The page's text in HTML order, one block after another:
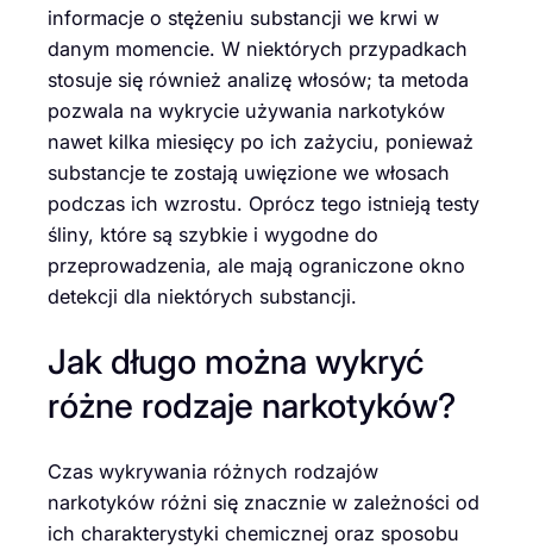
informacje o stężeniu substancji we krwi w
danym momencie. W niektórych przypadkach
stosuje się również analizę włosów; ta metoda
pozwala na wykrycie używania narkotyków
nawet kilka miesięcy po ich zażyciu, ponieważ
substancje te zostają uwięzione we włosach
podczas ich wzrostu. Oprócz tego istnieją testy
śliny, które są szybkie i wygodne do
przeprowadzenia, ale mają ograniczone okno
detekcji dla niektórych substancji.
Jak długo można wykryć
różne rodzaje narkotyków?
Czas wykrywania różnych rodzajów
narkotyków różni się znacznie w zależności od
ich charakterystyki chemicznej oraz sposobu